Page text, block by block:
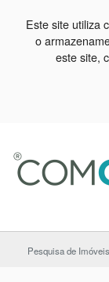
Este site utiliza
o
este site,
Pesquisa de Imóveis